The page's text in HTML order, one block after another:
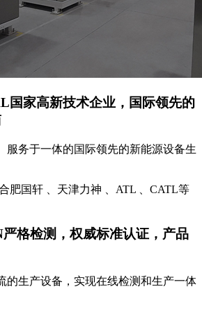
国家高新技术企业，国际领先的
服务于一体的国际领先的新能源设备生
肥国轩 、天津力神 、ATL 、CATL等
严格检测，权威标准认证，产品
的生产设备，实现在线检测和生产一体